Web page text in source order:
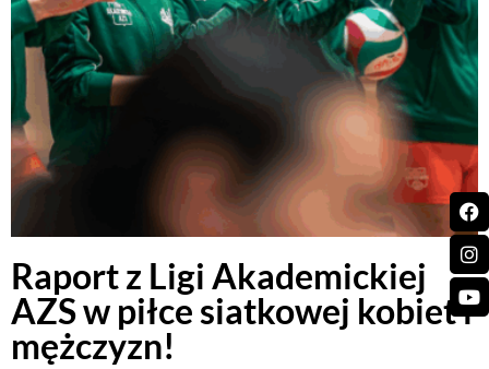
Raport z Ligi Akademickiej
AZS w piłce siatkowej kobiet i
mężczyzn!